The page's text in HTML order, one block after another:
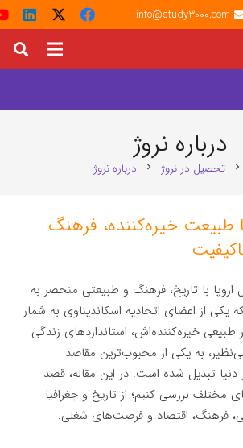
info@study3000.com
درباره نروژ
chevron_right تحصیل در نروژ chevron_right درباره نروژ
طبیعت خیره‌کننده، فرهنگ
با تاریخ، فرهنگ و طبیعتی منحصر به
از اعضای اتحادیه اسکاندیناوی به شمار
طبیعی خیره‌کننده‌اش، استانداردهای زندگی
به یکی از محبوب‌ترین مقاصد
تبدیل شده است. در این مقاله، قصد
مختلف بررسی کنیم؛ از تاریخ و جغرافیا
فرهنگ، اقتصاد و فرصت‌های شغلی.